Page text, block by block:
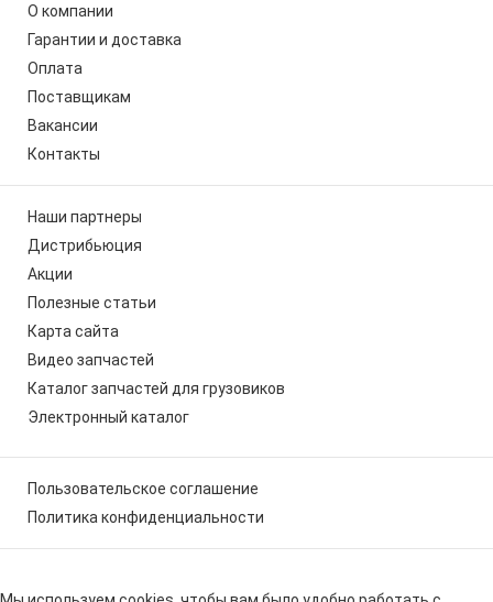
О компании
Гарантии и доставка
Оплата
Поставщикам
Вакансии
Контакты
Наши партнеры
Дистрибьюция
Акции
Полезные статьи
Карта сайта
Видео запчастей
Каталог запчастей для грузовиков
Электронный каталог
Пользовательское соглашение
Политика конфиденциальности